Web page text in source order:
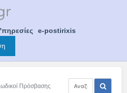
e-postirixis
Πρόσβασης